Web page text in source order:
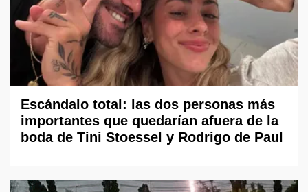
Escándalo total: las dos personas más
importantes que quedarían afuera de la
boda de Tini Stoessel y Rodrigo de Paul